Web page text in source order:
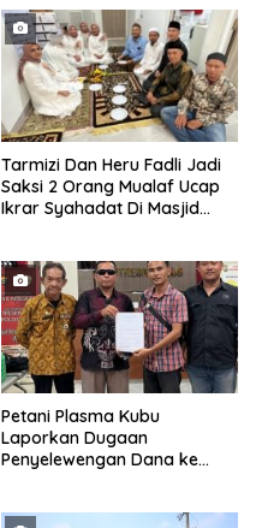
Tarmizi Dan Heru Fadli Jadi
Saksi 2 Orang Mualaf Ucap
Ikrar Syahadat Di Masjid
Petani Plasma Kubu
Laporkan Dugaan
Penyelewengan Dana ke